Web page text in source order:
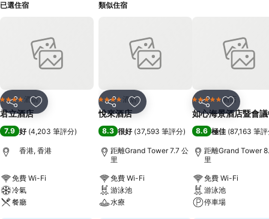
已選住宿
分享 放到收藏夾
4 星級 酒店
君立酒店
7.9 好 (4,203 筆評分)
香港, 香港
免費 Wi-Fi
冷氣
餐廳
類似住宿
分享 放到收藏夾
4 星級 酒店
悅來酒店
8.3 很好 (37,593 筆評分)
距離Grand Tower 7.7 公
里
免費 Wi-Fi
游泳池
水療
分享 放到收藏
5 星級 酒店
如心海景酒店暨會
8.6 極佳 (87,163 筆
距離Grand Tower
里
免費 Wi-Fi
游泳池
停車場